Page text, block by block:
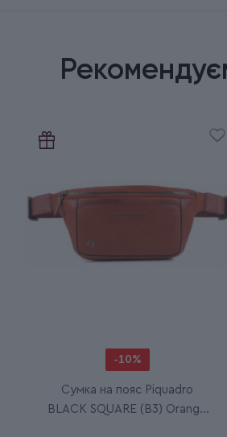
-10%
Сумка на пояс Piquadro
BLACK SQUARE (B3) Orange